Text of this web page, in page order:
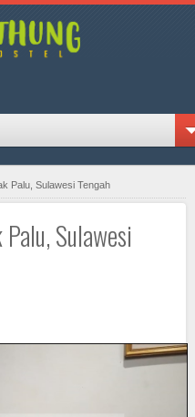
Palu, Sulawesi Tengah
Sulawesi